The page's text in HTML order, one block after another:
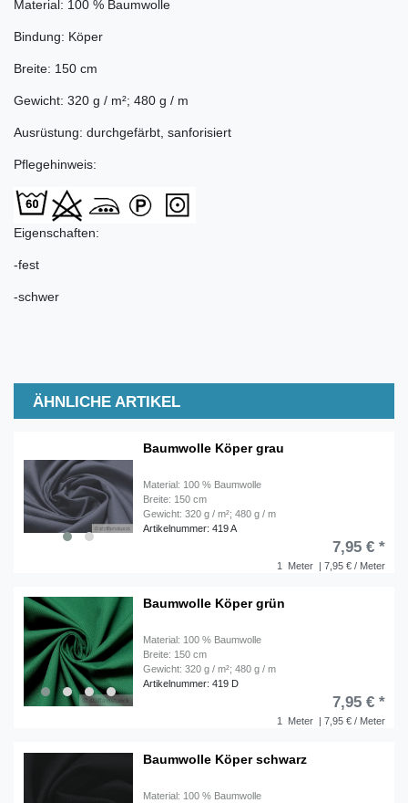
Material: 100 % Baumwolle
Bindung: Köper
Breite: 150 cm
Gewicht: 320 g / m²; 480 g / m
Ausrüstung: durchgefärbt, sanforisiert
Pflegehinweis:
Eigenschaften:
-fest
-schwer
ÄHNLICHE ARTIKEL
Baumwolle Köper grau
Material: 100 % Baumwolle
Breite: 150 cm
Gewicht: 320 g / m²; 480 g / m
Artikelnummer: 419 A
1 Meter | 7,95 € / Meter
7,95 € *
Baumwolle Köper grün
Material: 100 % Baumwolle
Breite: 150 cm
Gewicht: 320 g / m²; 480 g / m
Artikelnummer: 419 D
1 Meter | 7,95 € / Meter
7,95 € *
Baumwolle Köper schwarz
Material: 100 % Baumwolle